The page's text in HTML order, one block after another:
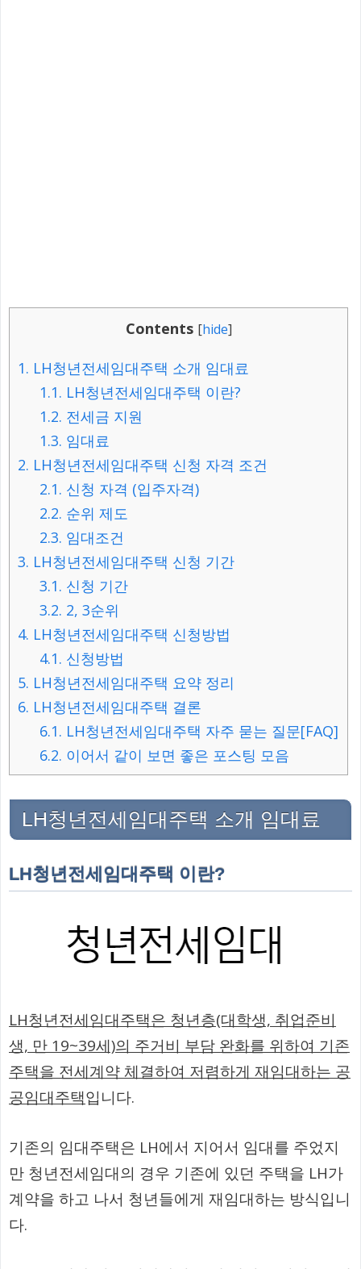
Contents [hide]
1. LH청년전세임대주택 소개 임대료
1.1. LH청년전세임대주택 이란?
1.2. 전세금 지원
1.3. 임대료
2. LH청년전세임대주택 신청 자격 조건
2.1. 신청 자격 (입주자격)
2.2. 순위 제도
2.3. 임대조건
3. LH청년전세임대주택 신청 기간
3.1. 신청 기간
3.2. 2, 3순위
4. LH청년전세임대주택 신청방법
4.1. 신청방법
5. LH청년전세임대주택 요약 정리
6. LH청년전세임대주택 결론
6.1. LH청년전세임대주택 자주 묻는 질문[FAQ]
6.2. 이어서 같이 보면 좋은 포스팅 모음
LH청년전세임대주택 소개 임대료
LH청년전세임대주택 이란?
LH청년전세임대주택은 청년층(대학생, 취업준비
생, 만 19~39세)의 주거비 부담 완화를 위하여 기존
주택을 전세계약 체결하여 저렴하게 재임대하는 공
공임대주택입니다.
기존의 임대주택은 LH에서 지어서 임대를 주었지
만 청년전세임대의 경우 기존에 있던 주택을 LH가
계약을 하고 나서 청년들에게 재임대하는 방식입니
다.